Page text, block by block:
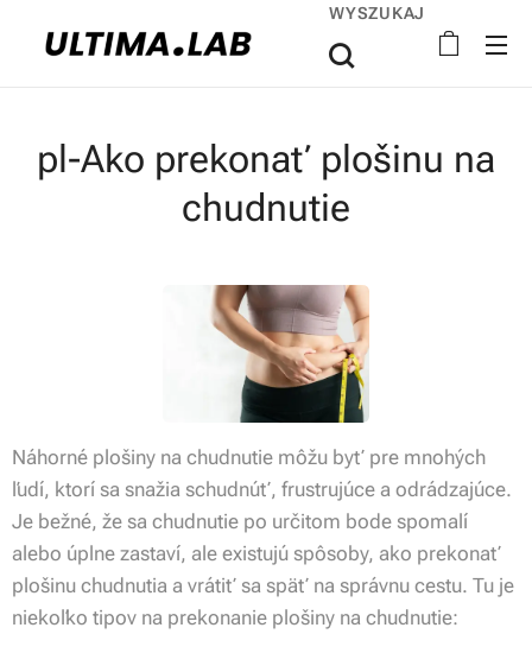
WYSZUKAJ
pl-Ako prekonať plošinu na
chudnutie
Náhorné plošiny na chudnutie môžu byť pre mnohých
ľudí, ktorí sa snažia schudnúť, frustrujúce a odrádzajúce.
Je bežné, že sa chudnutie po určitom bode spomalí
alebo úplne zastaví, ale existujú spôsoby, ako prekonať
plošinu chudnutia a vrátiť sa späť na správnu cestu. Tu je
niekoľko tipov na prekonanie plošiny na chudnutie: